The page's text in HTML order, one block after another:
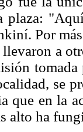
plaza:
Por
a
tomada
se
que en la
alto ha